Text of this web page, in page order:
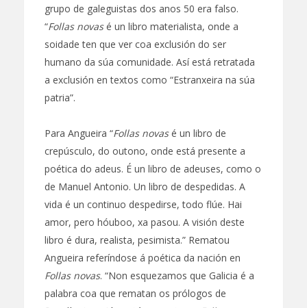
grupo de galeguistas dos anos 50 era falso.
“Follas novasé un libro materialista, onde a
soidade ten que ver coa exclusión do ser
humano da súa comunidade. Así está retratada
a exclusión en textos como “Estranxeira na súa
patria”.
Para Angueira “Follas novasé un libro de
crepúsculo, do outono, onde está presente a
poética do adeus. É un libro de adeuses, como o
de Manuel Antonio. Un libro de despedidas. A
vida é un continuo despedirse, todo flúe. Hai
amor, pero hóuboo, xa pasou. A visión deste
libro é dura, realista, pesimista.” Rematou
Angueira referíndose á poética da nación en
Follas novas. “Non esquezamos que Galicia é a
palabra coa que rematan os prólogos de